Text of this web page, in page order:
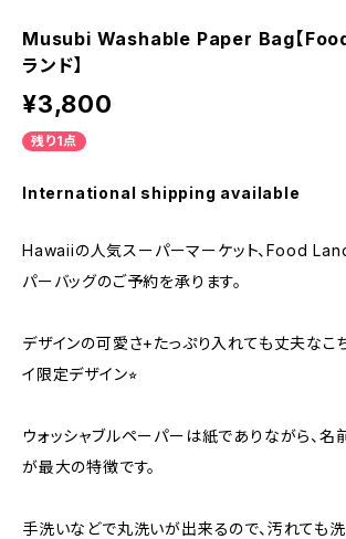
Musubi Washable Paper Bag【Food
ランド】
¥3,800
残り1点
International shipping available
Hawaiiの人気スーパーマーケット、Food
パーバッグのご予約を承ります。
デザインの可愛さ+たっぷり入れても丈夫なこ
イ限定デザイン⭐︎
ウォッシャブルペーパーは紙でありながら、名
が最大の特徴です。
手洗いなどで丸洗いが出来るので、汚れても洗